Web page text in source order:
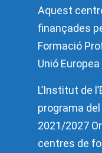
Aquest
finançades
Formació
Unió
L’Institut de
programa
2021/2027
centres de